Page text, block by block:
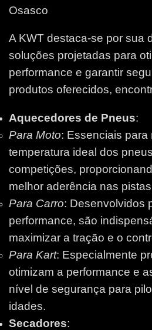
Osasco
A KWT destaca-se por sua
soluções projetadas para
performance e garantir
produtos oferecidos,
Aquecedores de Pneus:
Para Moto: Essenciais para
temperatura ideal dos
competições,
melhor aderência nas
Para Carro: Desenvolvidos
performance, são
maximizar a tração e o
Para Kart: Especialmente
otimizam a performance e
nível de segurança para
idades.
Secadores: